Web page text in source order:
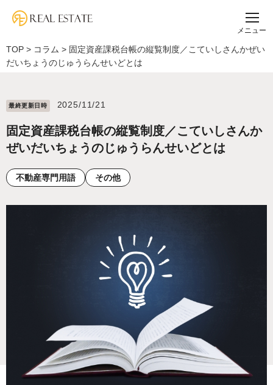
メニュー
TOP > コラム > 固定資産課税台帳の縦覧制度／こていしさんかぜい
だいちょうのじゅうらんせいどとは
最終更新⽇時 2025/11/21
固定資産課税台帳の縦覧制度／こていしさんか
ぜいだいちょうのじゅうらんせいどとは
不動産専門用語 その他